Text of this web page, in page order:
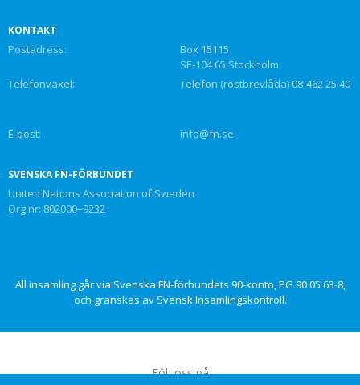
KONTAKT
Postadress:
Box 15115
SE-104 65 Stockholm
Telefonväxel:
Telefon (röstbrevlåda) 08-462 25 40
E-post: info@fn.se
SVENSKA FN-FÖRBUNDET
United Nations Association of Sweden
Org.nr: 802000–9232
All insamling går via Svenska FN-förbundets 90-konto, PG 90 05 63-8,
och granskas av Svensk Insamlingskontroll.
Följ oss på